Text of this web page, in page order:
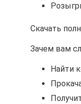
Скачать
Зачем вам
Найти